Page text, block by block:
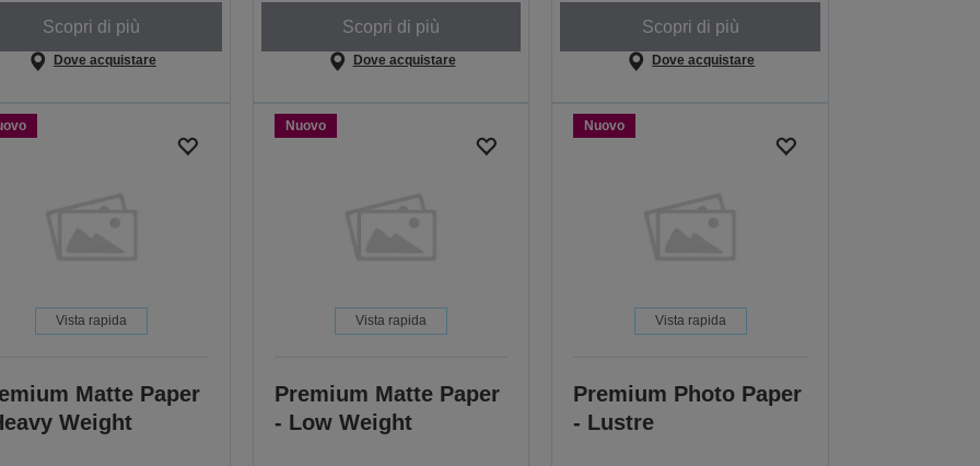
Scopri di più
Dove acquistare
Scopri di più
Dove acquistare
Scopri di più
Dove acquistare
Vista rapida
Matte Paper
Weight
Nuovo
Vista rapida
Premium Matte Paper
- Low Weight
Nuovo
Vista rapida
Premium Photo Paper
- Lustre